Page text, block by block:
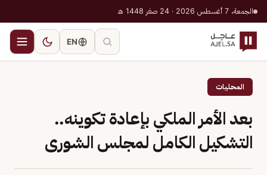
الجمعة، 7 أغسطس 2026 · 24 صفر 1448 هـ
EN
المحليات
بعد الأمر الملكي بإعادة تكوينه..
التشكيل الكامل لمجلس الشورى